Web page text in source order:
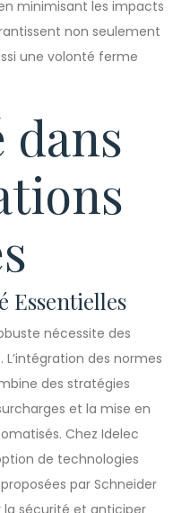
minimisant les impacts
non seulement
une volonté ferme
dans
Essentielles
nécessite des
des normes
des stratégies
et la mise en
Chez Idelec
de technologies
par Schneider
la sécurité et anticiper